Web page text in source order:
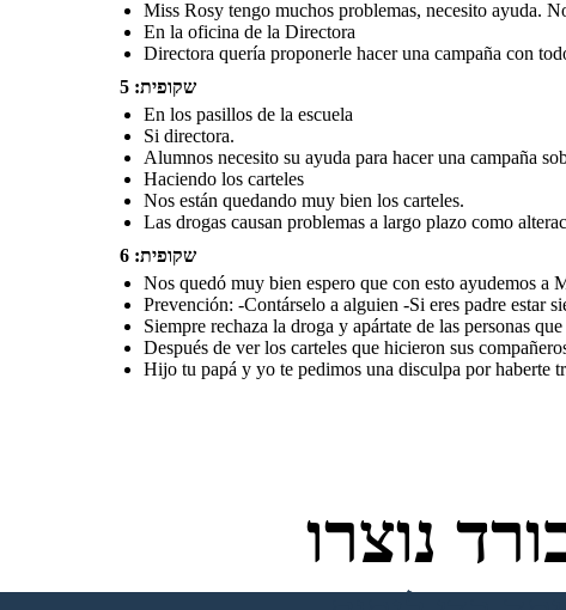
cuentas con nosotros para lo que
quieras.
Miss Rosy tengo muchos problemas, necesito ayuda.
En la oficina de la Directora
Directora quería proponerle hacer una campaña con
שקופית: 5
En los pasillos de la escuela
Si directora.
Alumnos necesito su ayuda para hacer una campaña
Haciendo los carteles
Nos están quedando muy bien los carteles.
Las drogas causan problemas a largo plazo como
שקופית: 6
Nos quedó muy bien espero que con esto ayudemos a
Prevención: -Contárselo a alguien -Si eres padre estar
Siempre rechaza la droga y apártate de las personas
Después de ver los carteles que hicieron sus
Hijo tu papá y yo te pedimos una disculpa por haberte
נוצרו